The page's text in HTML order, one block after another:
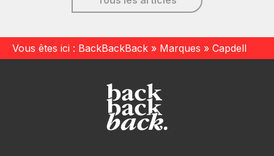
Vous êtes ici : BackBackBack » Marques » Capdell